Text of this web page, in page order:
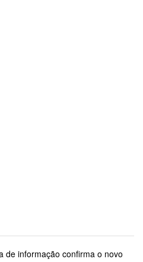
de informação confirma o novo